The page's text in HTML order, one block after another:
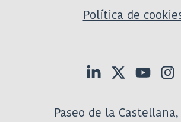
Política de
Paseo de la Castellana,